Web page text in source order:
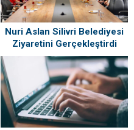
Nuri Aslan Silivri Belediyesi
Ziyaretini Gerçekleştirdi